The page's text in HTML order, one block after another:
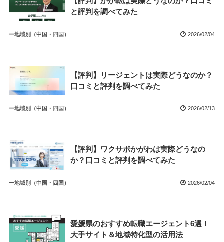
と評判を調べてみた
ー地域別（中国・四国） 2026/02/04
【評判】リージェントは実際どうなのか？
口コミと評判を調べてみた
ー地域別（中国・四国） 2026/02/13
【評判】ワクサポかがわは実際どうなの
か？口コミと評判を調べてみた
ー地域別（中国・四国） 2026/02/04
愛媛県のおすすめ転職エージェント6選！
大手サイト＆地域特化型の活用法